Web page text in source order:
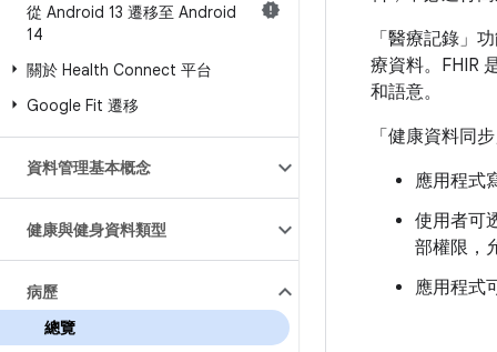
從 Android 13 遷移至 Android
14
關於 Health Connect 平台
Google Fit 遷移
資料管理基本概念
健康與健身資料類型
病歷
總覽
「醫療記錄」
療資料。FHIR
和語意。
「健康資料同
應用程式
使用者可
部權限，
應用程式